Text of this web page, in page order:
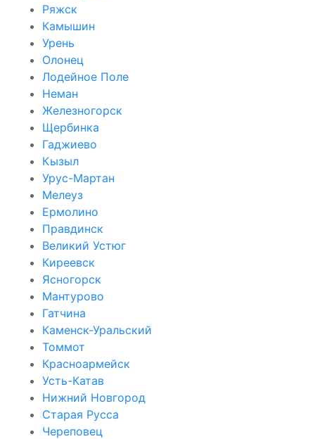
Ряжск
Камышин
Урень
Олонец
Лодейное Поле
Неман
Железногорск
Щербинка
Гаджиево
Кызыл
Урус-Мартан
Мелеуз
Ермолино
Правдинск
Великий Устюг
Киреевск
Ясногорск
Мантурово
Гатчина
Каменск-Уральский
Томмот
Красноармейск
Усть-Катав
Нижний Новгород
Старая Русса
Череповец